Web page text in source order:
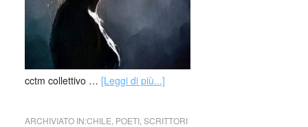
cctm collettivo … [Leggi di più...]
ARCHIVIATO IN:CHILE POETI, SCRITTORI